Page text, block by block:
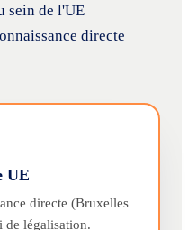
sein de l'UE
directe
UE
directe (Bruxelles
légalisation.